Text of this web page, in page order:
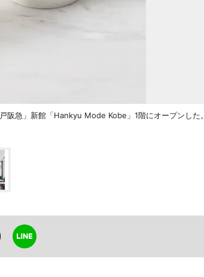
阪急」新館「Hankyu Mode Kobe」1階にオープンした。